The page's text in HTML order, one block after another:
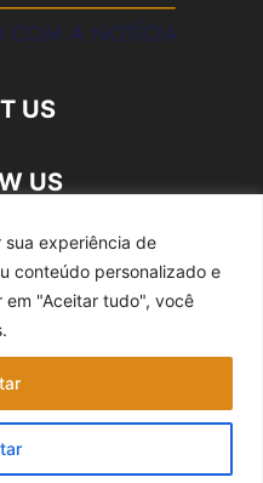
sua experiência de
conteúdo personalizado e
em "Aceitar tudo", você
US
US
Fale Conosco